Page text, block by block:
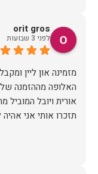
orit gros
לפני 3 שבועות
מזמינה און ליין
תזכרו אותי אני